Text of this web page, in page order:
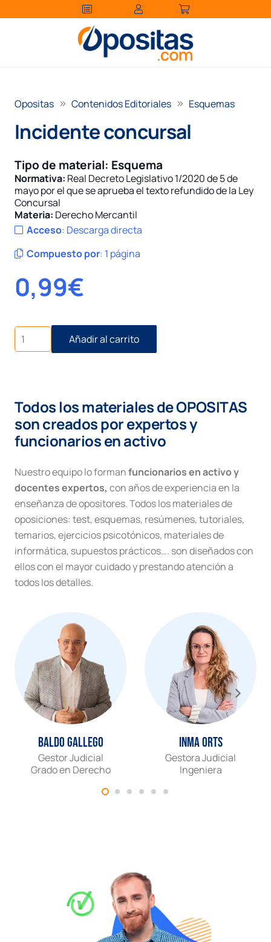
Opositas Contenidos Editoriales Esquemas
Incidente concursal
Tipo de material: Esquema
Normativa: Real Decreto Legislativo 1/2020 de 5 de
mayo por el que se aprueba el texto refundido de la Ley
Concursal
Materia: Derecho Mercantil
Acceso: Descarga directa
Compuesto por: 1 página
0,99€
Incidente
concursal
cantidad
Añadir al carrito
Todos los materiales de OPOSITAS
son creados por expertos y
funcionarios en activo
Nuestro equipo lo formanfuncionarios en activo y
docentes expertos, con años de experiencia en la
enseñanza de opositores. Todos los materiales de
oposiciones: test, esquemas, resúmenes, tutoriales,
temarios, ejercicios psicotónicos, materiales de
informática, supuestos prácticos…. son diseñados con
ellos con el mayor cuidado y prestando atención a
todos los detalles.
Baldo Gallego
Gestor Judicial
Grado en Derecho
Inma Orts
Gestora Judicial
Ingeniera